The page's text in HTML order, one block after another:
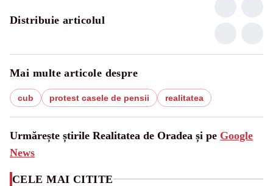
Distribuie articolul
Mai multe articole despre
cub protest casele de pensii realitatea
Urmărește știrile Realitatea de Oradea și pe Google
News
CELE MAI CITITE